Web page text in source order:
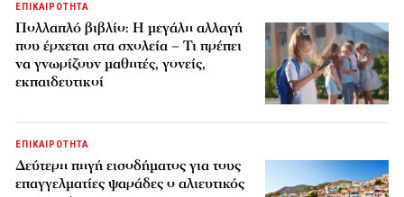
ΕΠΙΚΑΙΡΟΤΗΤΑ
Πολλαπλό βιβλίο: Η μεγάλη αλλαγή
που έρχεται στα σχολεία – Τι πρέπει
να γνωρίζουν μαθητές, γονείς,
εκπαιδευτικοί
ΕΠΙΚΑΙΡΟΤΗΤΑ
Δεύτερη πηγή εισοδήματος για τους
επαγγελματίες ψαράδες ο αλιευτικός